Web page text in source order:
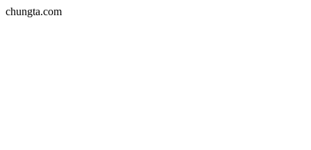
chungta.com